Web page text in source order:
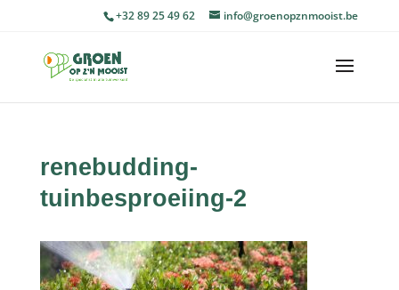
+32 89 25 49 62 info@groenopznmooist.be
renebudding-
tuinbesproeiing-2